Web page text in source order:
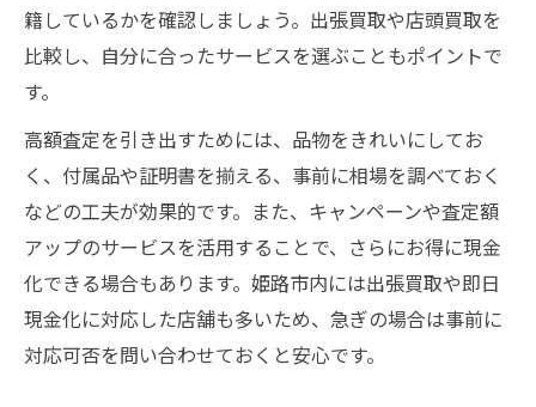
籍しているかを確認しましょう。出張買取や店頭買取を
比較し、自分に合ったサービスを選ぶこともポイントで
す。
高額査定を引き出すためには、品物をきれいにしてお
く、付属品や証明書を揃える、事前に相場を調べておく
などの工夫が効果的です。また、キャンペーンや査定額
アップのサービスを活用することで、さらにお得に現金
化できる場合もあります。姫路市内には出張買取や即日
現金化に対応した店舗も多いため、急ぎの場合は事前に
対応可否を問い合わせておくと安心です。